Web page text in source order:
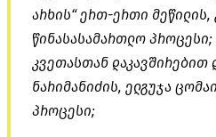
არხის“ ერთ-ერთი მეწილის,
წინასასამართლო პროცესი;
კვეთასთან დაკავშირებით
ნარიმანიძის, ელგუჯა
პროცესი;